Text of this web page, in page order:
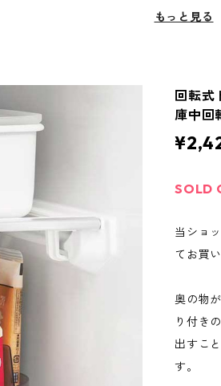
もっと見る
回転式
庫中回
SOLD
当ショ
てお買
奥の物
り付き
出すこ
す。